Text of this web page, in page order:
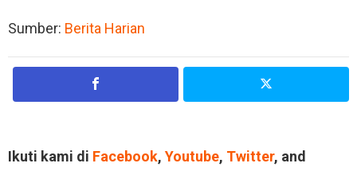
Sumber: Berita Harian
Ikuti kami di Facebook, Youtube, Twitter, and